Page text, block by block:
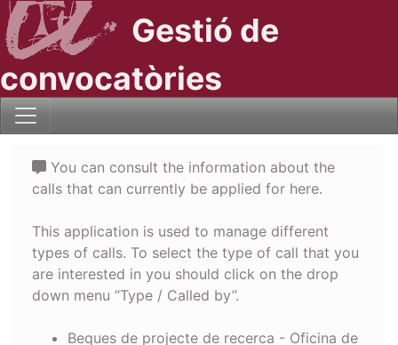
Gestió de
convocatòries
You can consult the information about the
calls that can currently be applied for here.
This application is used to manage different
types of calls. To select the type of call that you
are interested in you should click on the drop
down menu “Type / Called by”.
Beques de projecte de recerca - Oficina de